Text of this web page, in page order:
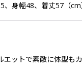
、身幅48、着丈57（
ットで素敵に体型も